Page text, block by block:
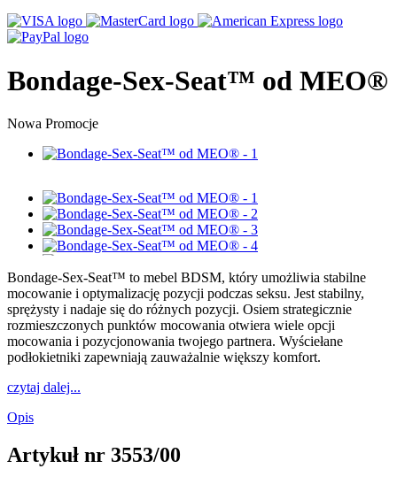
Bondage-Sex-Seat™ od MEO®
Nowa Promocje
Bondage-Sex-Seat™ to mebel BDSM, który umożliwia stabilne
mocowanie i optymalizację pozycji podczas seksu. Jest stabilny,
sprężysty i nadaje się do różnych pozycji. Osiem strategicznie
rozmieszczonych punktów mocowania otwiera wiele opcji
mocowania i pozycjonowania twojego partnera. Wyściełane
podłokietniki zapewniają zauważalnie większy komfort.
czytaj dalej...
Opis
Artykuł nr 3553/00